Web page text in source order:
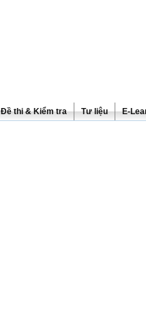
Đề thi & Kiểm tra Tư liệu E-